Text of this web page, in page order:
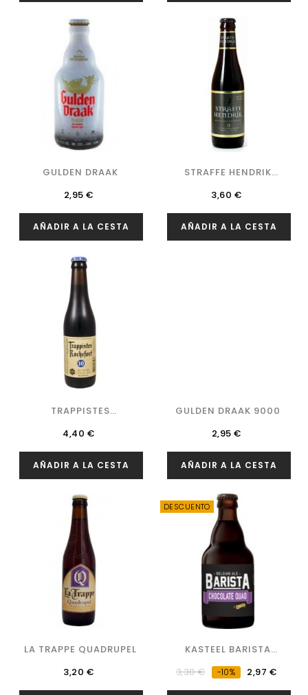
GULDEN DRAAK
Precio
2,95 €
AÑADIR A LA CESTA
STRAFFE HENDRIK
QUADRUPEL
Precio
3,60 €
AÑADIR A LA CESTA
TRAPPISTES
ROCHEFORT 10
Precio
4,40 €
AÑADIR A LA CESTA
GULDEN DRAAK 9000
Precio
2,95 €
AÑADIR A LA CESTA
LA TRAPPE QUADRUPEL
Precio
3,20 €
DESCUENTO
KASTEEL BARISTA
CHOCOLATE QUAD
Precio
regular
3,30 € -10% Precio
2,97 €